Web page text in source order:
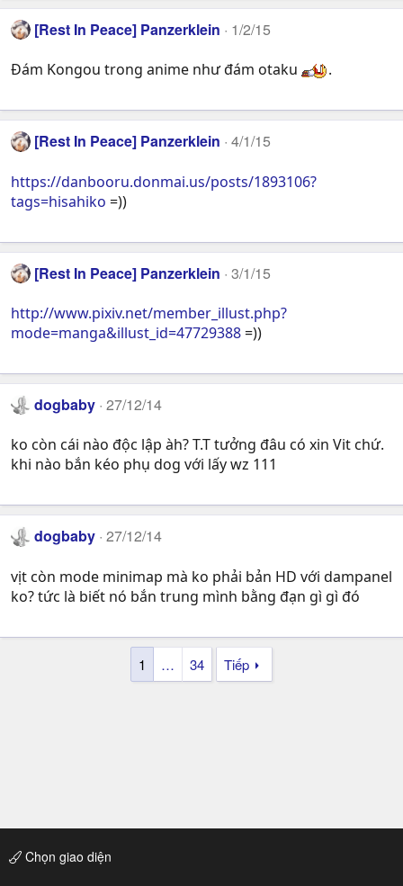
[Rest In Peace] Panzerklein 1/2/15
Đám Kongou trong anime như đám otaku .
[Rest In Peace] Panzerklein 4/1/15
https://danbooru.donmai.us/posts/1893106?
tags=hisahiko =))
[Rest In Peace] Panzerklein 3/1/15
http://www.pixiv.net/member_illust.php?
mode=manga&illust_id=47729388=))
dogbaby 27/12/14
ko còn cái nào độc lập àh? T.T tưởng đâu có xin Vit chứ.
khi nào bắn kéo phụ dog với lấy wz 111
dogbaby 27/12/14
vịt còn mode minimap mà ko phải bản HD với dampanel
ko? tức là biết nó bắn trung mình bằng đạn gì gì đó
1 … 34 Tiếp
Chọn giao diện